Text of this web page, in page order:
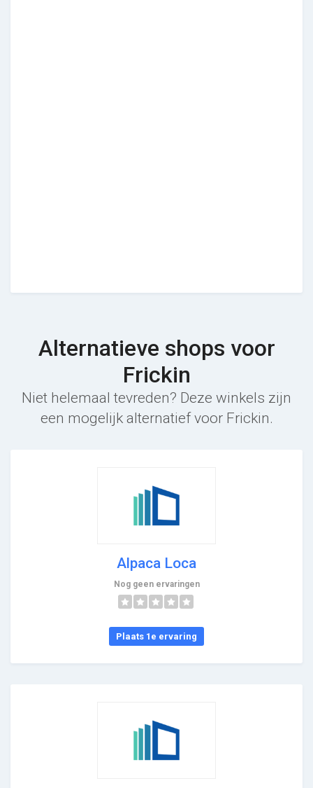
Alternatieve shops voor
Frickin
Niet helemaal tevreden? Deze winkels zijn
een mogelijk alternatief voor Frickin.
Alpaca Loca
Nog geen ervaringen
Plaats 1e ervaring